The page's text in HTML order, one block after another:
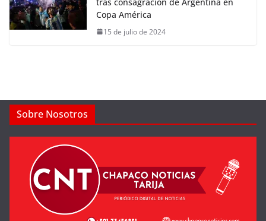
Copa América
15 de julio de 2024
Sobre Nosotros